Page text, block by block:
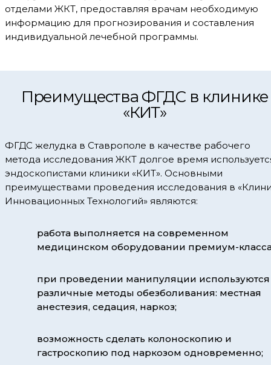
отделами ЖКТ, предоставляя врачам необходимую
информацию для прогнозирования и составления
индивидуальной лечебной программы.
Преимущества ФГДС в клинике
«КИТ»
ФГДС желудка в Ставрополе в качестве рабочего
метода исследования ЖКТ долгое время
эндоскопистами клиники «КИТ». Основными
преимуществами проведения исследования в
Инновационных Технологий» являются:
работа выполняется на современном
медицинском оборудовании премиум-
при проведении манипуляции используются
различные методы обезболивания: местная
анестезия, седация, наркоз;
возможность сделать колоноскопию и
гастроскопию под наркозом одновременно;